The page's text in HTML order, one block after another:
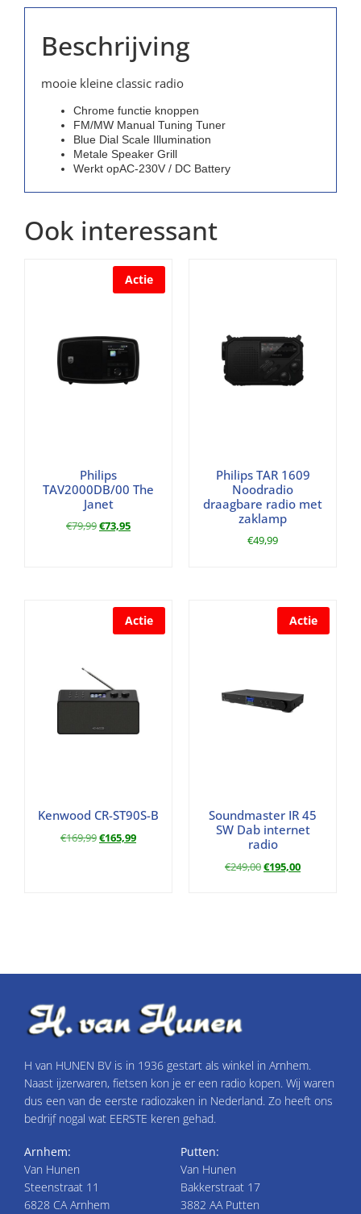
Beschrijving
mooie kleine classic radio
Chrome functie knoppen
FM/MW Manual Tuning Tuner
Blue Dial Scale Illumination
Metale Speaker Grill
Werkt opAC-230V / DC Battery
Ook interessant
Actie
Philips
TAV2000DB/00 The
Janet
€79,99€73,95
Philips TAR 1609
Noodradio
draagbare radio met
zaklamp
€49,99
Actie
Kenwood CR-ST90S-B
€169,99€165,99
Actie
Soundmaster IR 45
SW Dab internet
radio
€249,00€195,00
H van HUNEN BV is in 1936 gestart als winkel in Arnhem.
Naast ijzerwaren, fietsen kon je er een radio kopen. Wij waren
dus een van de eerste radiozaken in Nederland. Zo heeft ons
bedrijf nogal wat EERSTE keren gehad.
Arnhem:
Van Hunen
Steenstraat 11
6828 CA Arnhem
Putten:
Van Hunen
Bakkerstraat 17
3882 AA Putten